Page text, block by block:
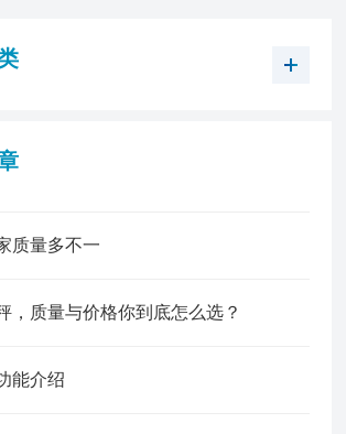
质量多不一
，质量与价格你到底怎么选？
能介绍